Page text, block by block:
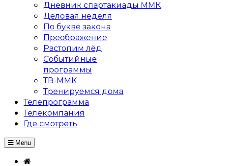
Дневник спартакиады ММК
Деловая неделя
По букве закона
Преображение
Растопим лёд
Событийные
программы
ТВ-ММК
Тренируемся дома
Телепрограмма
Телекомпания
Где смотреть
Menu